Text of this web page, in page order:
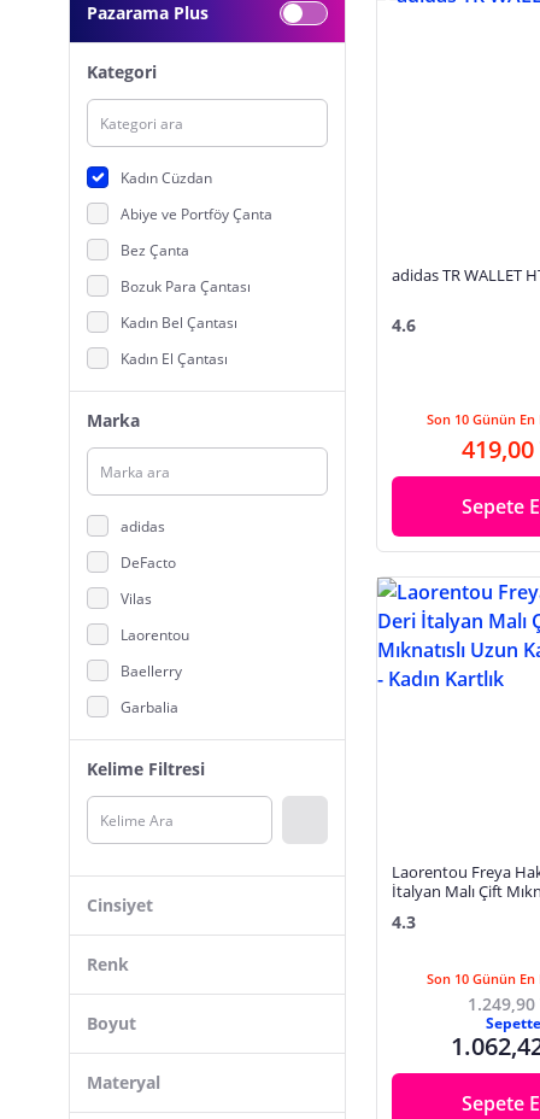
Pazarama Plus
Kategori
Kadın Cüzdan
Abiye ve Portföy Çanta
Bez Çanta
Bozuk Para Çantası
Kadın Bel Çantası
Kadın El Çantası
Kadın Evrak Çantası
Kadın Kartlık, Pasaportluk
Kadın Omuz Çantası
Marka
adidas
DeFacto
Vilas
Laorentou
Baellerry
Garbalia
Guess
Fabrika
Vanilla Collection
DZC KUZENLER AVM
SANLINE
Septwolves
Kelime Filtresi
Cinsiyet
Erkek
Kız Çocuk - Genç
Renk
Boyut
Materyal
adidas TR WALLET
4.6
Son 10 Günün En
419,00
Sepete
Laorentou Freya
İtalyan Malı Çift
4.3
Son 10 Günün En
1.249,90
Sepette
Sepete